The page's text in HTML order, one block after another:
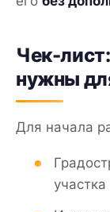
Чек-
нужны
Для начала